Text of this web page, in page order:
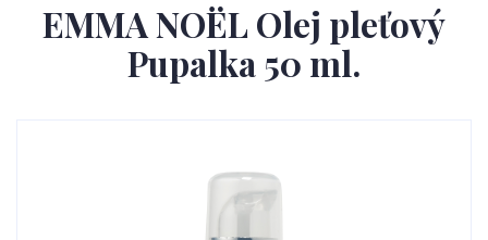
EMMA NOËL Olej pleťový
Pupalka 50 ml.